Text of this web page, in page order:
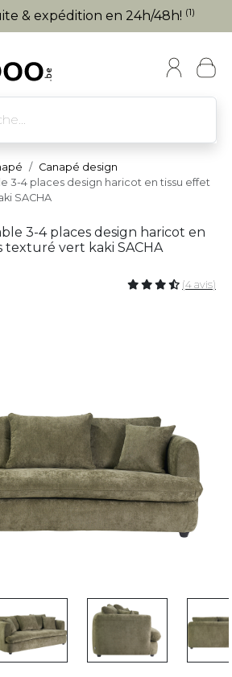
& expédition en 24h/48h! (1)
Canapé design
3-4 places design haricot en tissu effet
SACHA
3-4 places design haricot en
vert kaki SACHA
(4 avis)